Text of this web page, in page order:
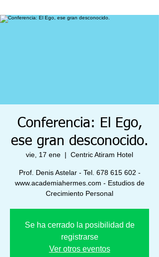
Conferencia: El Ego,
ese gran desconocido.
vie, 17 ene
  |
Centric Atiram Hotel
Prof. Denis Astelar - Tel. 678 615 602 -
www.academiahermes.com - Estudios de
Crecimiento Personal
Se ha cerrado la posibilidad de
registrarse
Ver otros eventos